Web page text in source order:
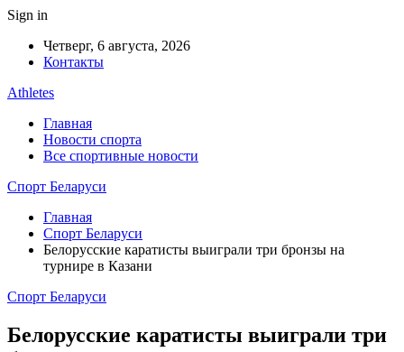
Sign in
Четверг, 6 августа, 2026
Контакты
Athletes
Главная
Новости спорта
Все спортивные новости
Спорт Беларуси
Главная
Спорт Беларуси
Белорусские каратисты выиграли три бронзы на
турнире в Казани
Спорт Беларуси
Белорусские каратисты выиграли три